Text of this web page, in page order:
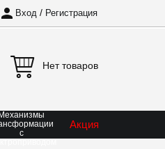
Вход / Регистрация
Нет товаров
Механизмы
с
Акция